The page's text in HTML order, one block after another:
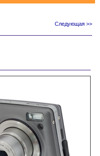
Следующая >>